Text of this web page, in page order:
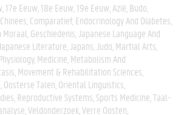
17e Eeuw 18e Eeuw 19e Eeuw Azië Budo
Chinees Comparatief Endocrinology And Diabetes
Moraal Geschiedenis Japanese Language And
Japanese Literature Japans Judo Martial Arts
Medicine Metabolism And
Movement & Rehabilitation Sciences
Oosterse Talen Oriental Linguistics
Reproductive Systems Sports Medicine Taal-
Veldonderzoek Verre Oosten